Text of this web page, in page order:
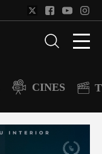
CINES